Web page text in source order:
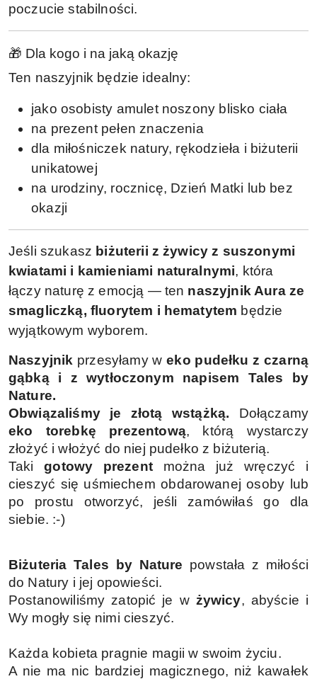
poczucie stabilności.
🎁 Dla kogo i na jaką okazję
Ten naszyjnik będzie idealny:
jako osobisty amulet noszony blisko ciała
na prezent pełen znaczenia
dla miłośniczek natury, rękodzieła i biżuterii
unikatowej
na urodziny, rocznicę, Dzień Matki lub bez
okazji
Jeśli szukasz biżuterii z żywicy z suszonymi
kwiatami i kamieniami naturalnymi, która
łączy naturę z emocją — ten naszyjnik Aura ze
smagliczką, fluorytem i hematytem będzie
wyjątkowym wyborem.
Naszyjnik przesyłamy weko pudełku z czarną
gąbką i z wytłoczonym napisem Tales by
Nature.
Obwiązaliśmy je złotą wstążką. Dołączamy
eko torebkę prezentową, którą wystarczy
złożyć i włożyć do niej pudełko z biżuterią.
Takigotowy prezentmożna już wręczyć i
cieszyć się uśmiechem obdarowanej osoby lub
po prostu otworzyć, jeśli zamówiłaś go dla
siebie. :-)
Biżuteria Tales by Nature powstała z miłości
do Natury i jej opowieści.
Postanowiliśmy zatopić je w żywicy, abyście i
Wy mogły się nimi cieszyć.
Każda kobieta pragnie magii w swoim życiu.
A nie ma nic bardziej magicznego, niż kawałek